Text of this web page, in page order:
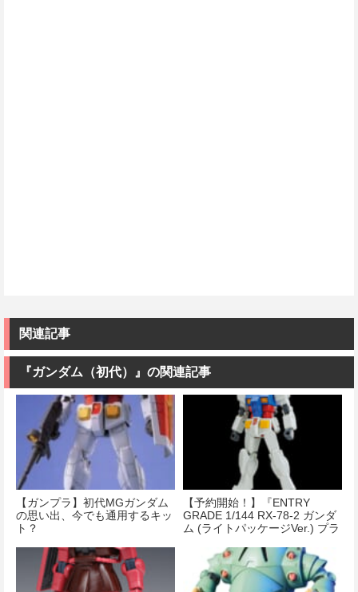
関連記事
『ガンダム（初代）』の関連記事
【ガンプラ】初代MGガンダム
の思い出、今でも通用するキッ
ト？
【予約開始！】『ENTRY
GRADE 1/144 RX-78-2 ガンダ
ム (ライトパッケージVer.) プラ